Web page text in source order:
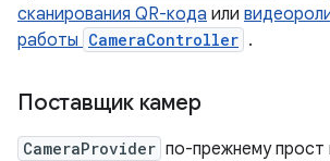
сканирования QR-кода или
работы CameraController .
Поставщик камер
CameraProvider по-прежнему прост